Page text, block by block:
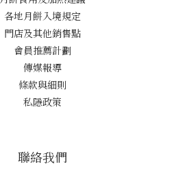
各地月餅入境規定
門店及其他銷售點
會員推薦計劃
傳媒報導
條款與細則
私隱政策
聯絡我們